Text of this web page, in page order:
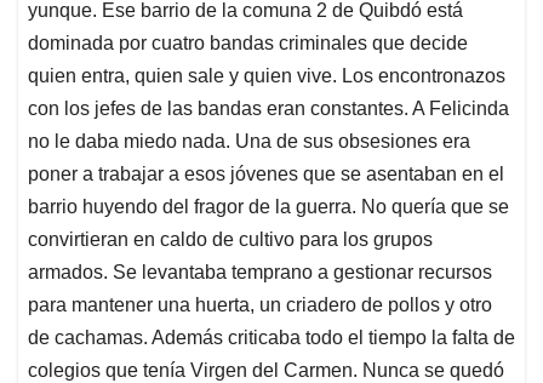
yunque. Ese barrio de la comuna 2 de Quibdó está
dominada por cuatro bandas criminales que decide
quien entra, quien sale y quien vive. Los encontronazos
con los jefes de las bandas eran constantes. A Felicinda
no le daba miedo nada. Una de sus obsesiones era
poner a trabajar a esos jóvenes que se asentaban en el
barrio huyendo del fragor de la guerra. No quería que se
convirtieran en caldo de cultivo para los grupos
armados. Se levantaba temprano a gestionar recursos
para mantener una huerta, un criadero de pollos y otro
de cachamas. Además criticaba todo el tiempo la falta de
colegios que tenía Virgen del Carmen. Nunca se quedó